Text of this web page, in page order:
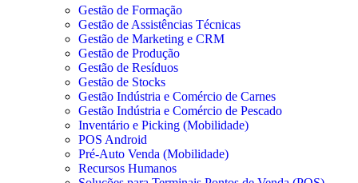
Gestão de Formação
Gestão de Assistências Técnicas
Gestão de Marketing e CRM
Gestão de Produção
Gestão de Resíduos
Gestão de Stocks
Gestão Indústria e Comércio de Carnes
Gestão Indústria e Comércio de Pescado
Inventário e Picking (Mobilidade)
POS Android
Pré-Auto Venda (Mobilidade)
Recursos Humanos